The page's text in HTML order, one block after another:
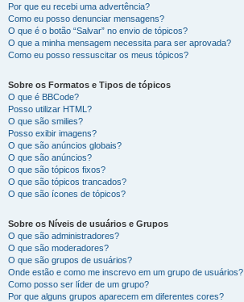
Por que eu recebi uma advertência?
Como eu posso denunciar mensagens?
O que é o botão “Salvar” no envio de tópicos?
O que a minha mensagem necessita para ser aprovada?
Como eu posso ressuscitar os meus tópicos?
Sobre os Formatos e Tipos de tópicos
O que é BBCode?
Posso utilizar HTML?
O que são smilies?
Posso exibir imagens?
O que são anúncios globais?
O que são anúncios?
O que são tópicos fixos?
O que são tópicos trancados?
O que são ícones de tópicos?
Sobre os Níveis de usuários e Grupos
O que são administradores?
O que são moderadores?
O que são grupos de usuários?
Onde estão e como me inscrevo em um grupo de usuários?
Como posso ser líder de um grupo?
Por que alguns grupos aparecem em diferentes cores?